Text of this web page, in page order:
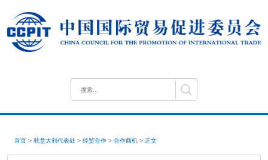
首页 > 驻意大利代表处 > 经贸合作 > 合作商机 > 正文